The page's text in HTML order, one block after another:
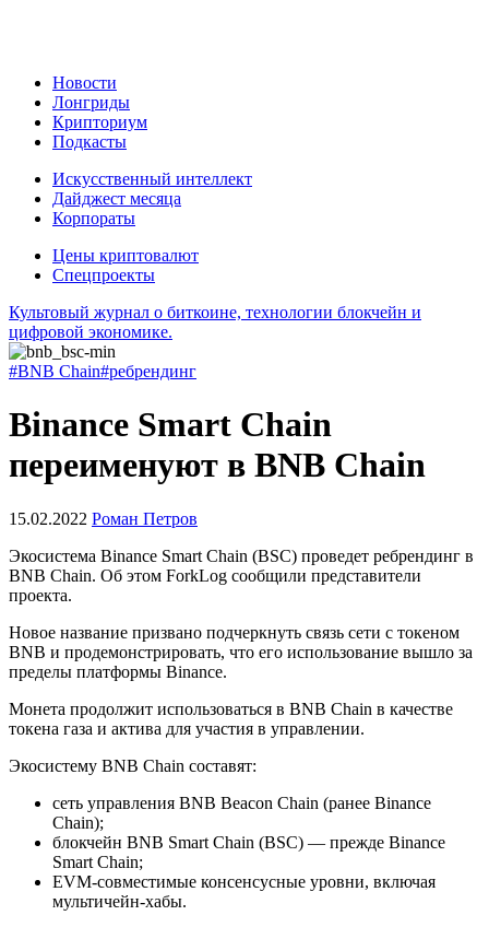
Новости
Лонгриды
Крипториум
Подкасты
Искусственный интеллект
Дайджест месяца
Корпораты
Цены криптовалют
Спецпроекты
Культовый журнал о биткоине, технологии блокчейн и
цифровой экономике.
#BNB Chain#ребрендинг
Binance Smart Chain
переименуют в BNB Chain
15.02.2022 Роман Петров
Экосистема Binance Smart Chain (BSC) проведет ребрендинг в
BNB Chain. Об этом ForkLog сообщили представители
проекта.
Новое название призвано подчеркнуть связь сети с токеном
BNB и продемонстрировать, что его использование вышло за
пределы платформы Binance.
Монета продолжит использоваться в BNB Chain в качестве
токена газа и актива для участия в управлении.
Экосистему BNB Chain составят:
сеть управления BNB Beacon Chain (ранее Binance
Chain);
блокчейн BNB Smart Chain (BSC) — прежде Binance
Smart Chain;
EVM-совместимые консенсусные уровни, включая
мультичейн-хабы.